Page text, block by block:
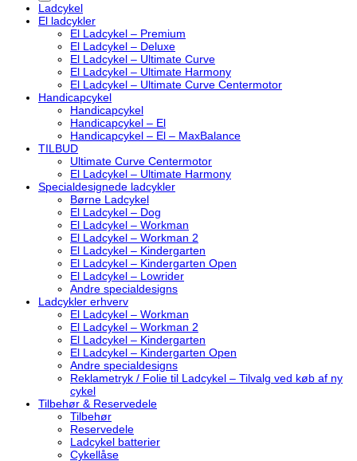
Ladcykel
El ladcykler
El Ladcykel – Premium
El Ladcykel – Deluxe
El Ladcykel – Ultimate Curve
El Ladcykel – Ultimate Harmony
El Ladcykel – Ultimate Curve Centermotor
Handicapcykel
Handicapcykel
Handicapcykel – El
Handicapcykel – El – MaxBalance
TILBUD
Ultimate Curve Centermotor
El Ladcykel – Ultimate Harmony
Specialdesignede ladcykler
Børne Ladcykel
El Ladcykel – Dog
El Ladcykel – Workman
El Ladcykel – Workman 2
El Ladcykel – Kindergarten
El Ladcykel – Kindergarten Open
El Ladcykel – Lowrider
Andre specialdesigns
Ladcykler erhverv
El Ladcykel – Workman
El Ladcykel – Workman 2
El Ladcykel – Kindergarten
El Ladcykel – Kindergarten Open
Andre specialdesigns
Reklametryk / Folie til Ladcykel – Tilvalg ved køb af ny
cykel
Tilbehør & Reservedele
Tilbehør
Reservedele
Ladcykel batterier
Cykellåse